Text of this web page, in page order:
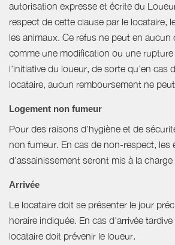
autorisation expresse et écrite du
respect de cette clause par le locataire,
les animaux. Ce refus ne peut en aucun
comme une modification ou une
l'initiative du loueur, de sorte qu'en cas
locataire, aucun remboursement ne
Logement non fumeur
Pour des raisons d’hygiène et de
non fumeur. En cas de non-respect, les
d’assainissement seront mis à la
Arrivée
Le locataire doit se présenter le jour
horaire indiquée. En cas d'arrivée
locataire doit prévenir le loueur.